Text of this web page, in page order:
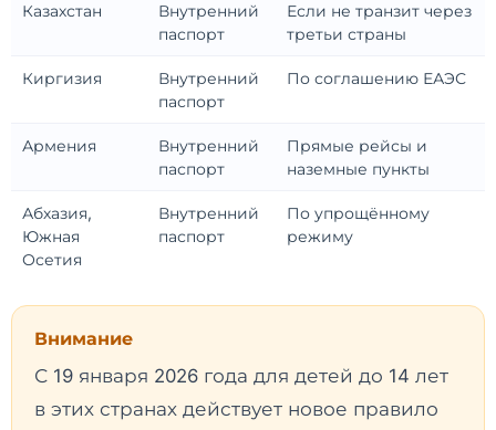
Казахстан
Внутренний
паспорт
Если не транзит через
третьи страны
Киргизия
Внутренний
паспорт
По соглашению ЕАЭС
Армения
Внутренний
паспорт
Прямые рейсы и
наземные пункты
Абхазия,
Южная
Осетия
Внутренний
паспорт
По упрощённому
режиму
Внимание
С 19 января 2026 года для детей до 14 лет
в этих странах действует новое правило